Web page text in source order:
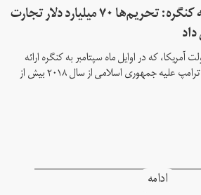
گزارش دولت آمریکا به کنگره: تحریم‌ها ۷۰ میلیارد دلار تجارت
که در اوایل ماه سپتامبر به کنگره ارائه
شد، تحریم‌های دولت دونالد ترامپ علیه جمهوری اسلامی از سال ۲۰۱۸ بیش از
ادامه